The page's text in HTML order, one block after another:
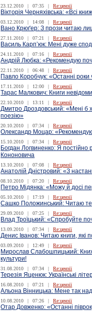
23.12.2010 | 07:35 | Re:цензії
Вікторія Черняхівська: «Всі
03.12.2010 | 14:08 | Re:цензії
Вано Крюґер: З прози читаю
27.11.2010 | 07:21 | Re:цензії
Василь Карп’юк: Мені дуже
24.11.2010 | 07:16 | Re:цензії
Андрій Любка: «Рекомендую
22.11.2010 | 06:48 | Re:цензії
Павло Коробчук: «Останні
17.11.2010 | 12:00 | Re:цензії
Тарас Малкович: Книги
22.10.2010 | 13:11 | Re:цензії
Дмитро Дроздовський: «Мені б
поезію»
20.10.2010 | 07:34 | Re:цензії
Олександр Моцар: «Рекомендую
15.10.2010 | 07:34 | Re:цензії
Богдан Логвиненко: Я
Кононовича
13.10.2010 | 07:08 | Re:цензії
Анатолій Дністровий: «З
08.10.2010 | 07:20 | Re:цензії
Петро Мідянка: «Можу й досі
05.10.2010 | 17:19 | Re:цензії
Сашко Положинський: Читаю те,
29.09.2010 | 07:25 | Re:цензії
Влад Троїцький: «Спробуйте
13.09.2010 | 07:34 | Re:цензії
Денис Іванов: Читаю книги, які
03.09.2010 | 12:49 | Re:цензії
Мирослав Слабошпицький:
культури!
31.08.2010 | 07:34 | Re:цензії
Терезія Яценюк: Українські
16.08.2010 | 07:21 | Re:цензії
Альона Вінницька: Мене так
10.08.2010 | 07:26 | Re:цензії
Отар Довженко: «Останні